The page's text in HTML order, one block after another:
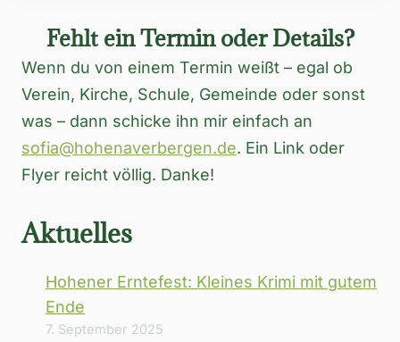
Fehlt ein Termin oder Details?
Wenn du von einem Termin weißt – egal ob
Verein, Kirche, Schule, Gemeinde oder sonst
was – dann schicke ihn mir einfach an
sofia@hohenaverbergen.de. Ein Link oder
Flyer reicht völlig. Danke!
Aktuelles
Hohener Erntefest: Kleines Krimi mit gutem
Ende
7. September 2025